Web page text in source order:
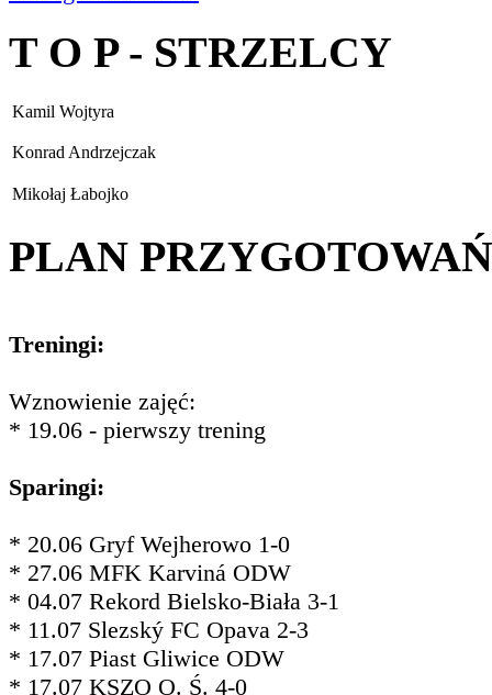
T O P - STRZELCY
Kamil Wojtyra
Konrad Andrzejczak
Mikołaj Łabojko
PLAN PRZYGOTOWAŃ
Treningi:
Wznowienie zajęć:
* 19.06 - pierwszy trening
Sparingi:
* 20.06 Gryf Wejherowo 1-0
* 27.06 MFK Karviná ODW
* 04.07 Rekord Bielsko-Biała 3-1
* 11.07 Slezský FC Opava 2-3
* 17.07 Piast Gliwice ODW
* 17.07 KSZO O. Ś. 4-0